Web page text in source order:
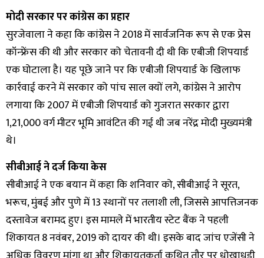
मोदी सरकार पर कांग्रेस का प्रहार
सुरजेवाला ने कहा कि कांग्रेस ने 2018 में सार्वजनिक रूप से एक प्रेस
कॉन्फ्रेंस की थी और सरकार को चेतावनी दी थी कि एबीजी शिपयार्ड
एक घोटाला है। यह पूछे जाने पर कि एबीजी शिपयार्ड के खिलाफ
कार्रवाई करने में सरकार को पांच साल क्यों लगे, कांग्रेस ने आरोप
लगाया कि 2007 में एबीजी शिपयार्ड को गुजरात सरकार द्वारा
1,21,000 वर्ग मीटर भूमि आवंटित की गई थी जब नरेंद्र मोदी मुख्यमंत्री
थे।
सीबीआई ने दर्ज किया केस
सीबीआई ने एक बयान में कहा कि शनिवार को, सीबीआई ने सूरत,
भरूच, मुंबई और पुणे में 13 स्थानों पर तलाशी ली, जिससे आपत्तिजनक
दस्तावेज बरामद हुए। इस मामले में भारतीय स्टेट बैंक ने पहली
शिकायत 8 नवंबर, 2019 को दायर की थी। इसके बाद जांच एजेंसी ने